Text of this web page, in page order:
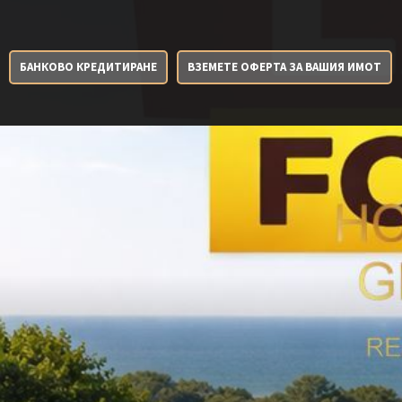
БАНКОВО КРЕДИТИРАНЕ ВЗЕМЕТЕ ОФЕРТА ЗА ВАШИЯ ИМОТ